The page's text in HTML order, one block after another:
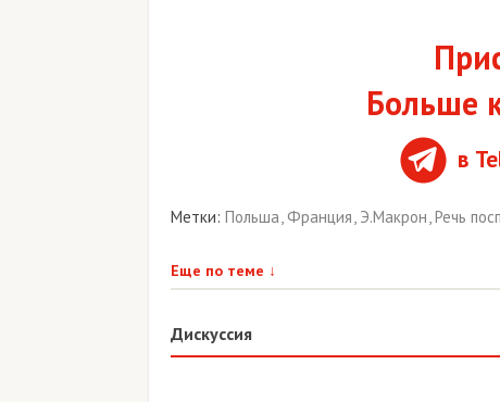
Больше
в
Метки: Польша Франция Э.Макрон Речь
Еще по теме ↓
Дискуссия